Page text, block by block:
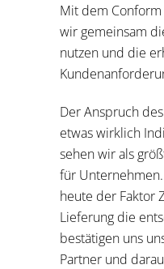
Mit dem
wir gemeinsam
nutzen und die
Der Anspruch
etwas wirklich
sehen wir als
für
heute der Faktor
Lieferung die
bestätigen uns
Partner und